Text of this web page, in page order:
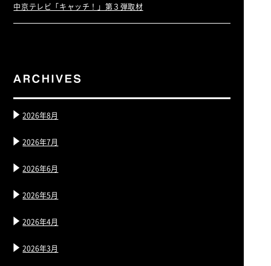
中京テレビ「キャッチ！」第３弾取材
2026年8月
2026年7月
2026年6月
2026年5月
2026年4月
2026年3月